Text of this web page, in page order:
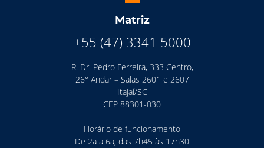
Matriz
+55 (47) 3341 5000
R. Dr. Pedro Ferreira, 333 Centro,
26° Andar – Salas 2601 e 2607
Itajaí/SC
CEP 88301-030
Horário de funcionamento
De 2a a 6a, das 7h45 às 17h30